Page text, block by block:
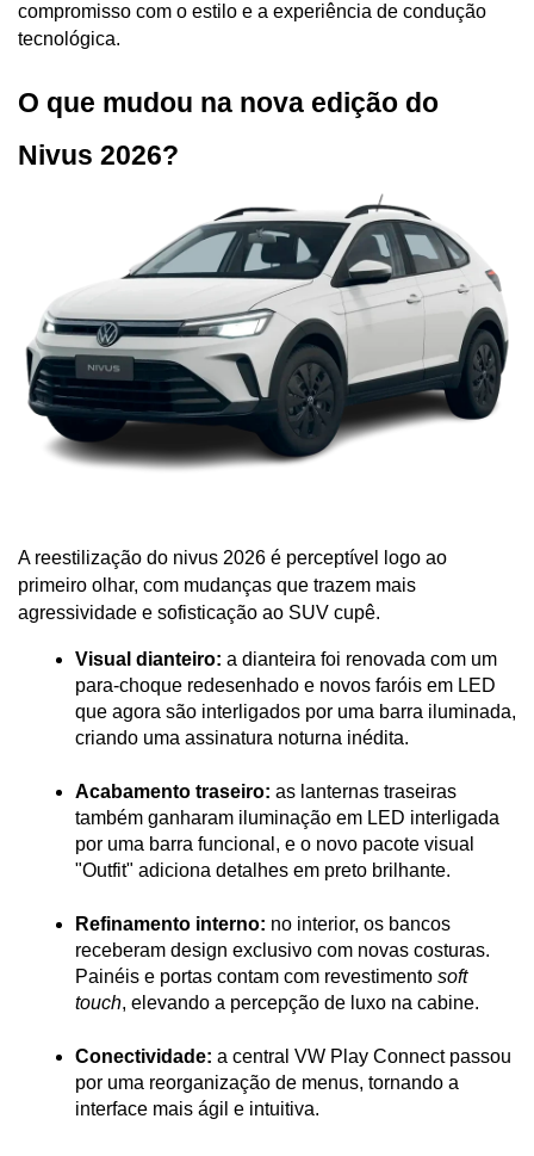
compromisso com o estilo e a experiência de condução
tecnológica.
O que mudou na nova edição do
Nivus 2026?
A reestilização do nivus 2026 é perceptível logo ao
primeiro olhar, com mudanças que trazem mais
agressividade e sofisticação ao SUV cupê.
Visual dianteiro: a dianteira foi renovada com um
para-choque redesenhado e novos faróis em LED
que agora são interligados por uma barra iluminada,
criando uma assinatura noturna inédita.
Acabamento traseiro: as lanternas traseiras
também ganharam iluminação em LED interligada
por uma barra funcional, e o novo pacote visual
"Outfit" adiciona detalhes em preto brilhante.
Refinamento interno: no interior, os bancos
receberam design exclusivo com novas costuras.
Painéis e portas contam com revestimento soft
touch, elevando a percepção de luxo na cabine.
Conectividade: a central VW Play Connect passou
por uma reorganização de menus, tornando a
interface mais ágil e intuitiva.